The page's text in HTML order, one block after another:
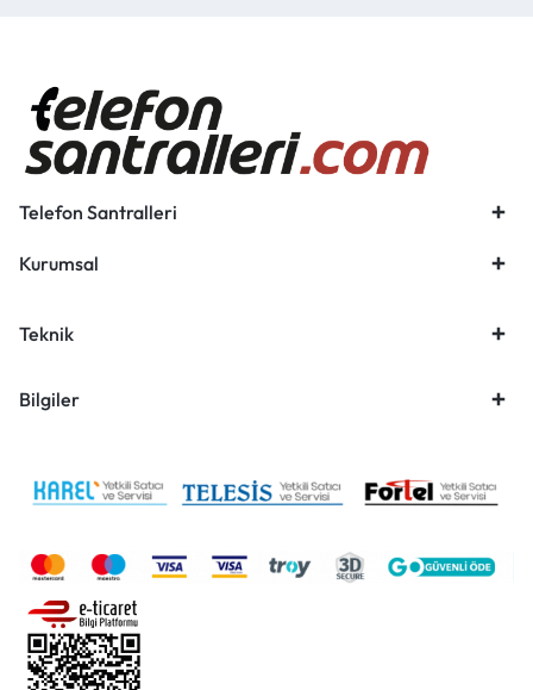
Telefon Santralleri
Kurumsal
Teknik
Bilgiler